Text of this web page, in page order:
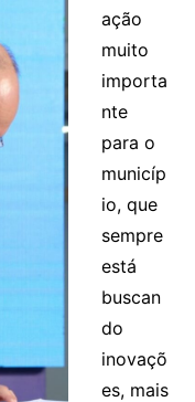
ação
muito
importa
nte
para o
municíp
io, que
sempre
está
buscan
do
inovaçõ
es, mais